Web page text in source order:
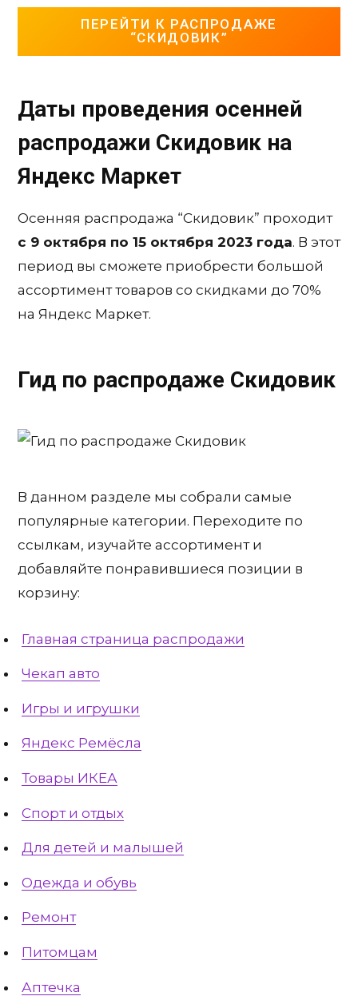
ПЕРЕЙТИ К РАСПРОДАЖЕ
“СКИДОВИК”
Даты проведения осенней
распродажи Скидовик на
Яндекс Маркет
Осенняя распродажа “Скидовик” проходит
с 9 октября по 15 октября 2023 года. В этот
период вы сможете приобрести большой
ассортимент товаров со скидками до 70%
на Яндекс Маркет.
Гид по распродаже Скидовик
В данном разделе мы собрали самые
популярные категории. Переходите по
ссылкам, изучайте ассортимент и
добавляйте понравившиеся позиции в
корзину:
Главная страница распродажи
Чекап авто
Игры и игрушки
Яндекс Ремёсла
Товары ИКЕА
Спорт и отдых
Для детей и малышей
Одежда и обувь
Ремонт
Питомцам
Аптечка